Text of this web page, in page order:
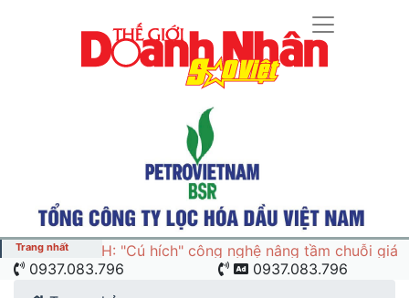
Trang nhất
MILOTECH: "Cú hích" công nghệ nâng tầm
chuỗi giá trị ngành nông sản và yến sào
0937.083.796
0937.083.796